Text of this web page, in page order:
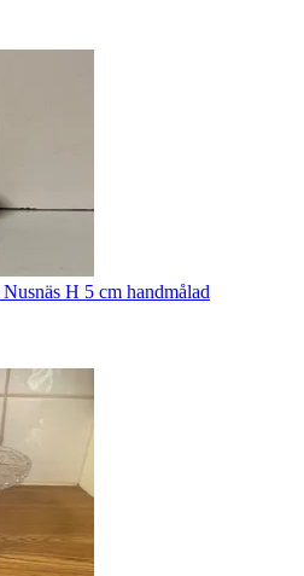
H 5 cm handmålad